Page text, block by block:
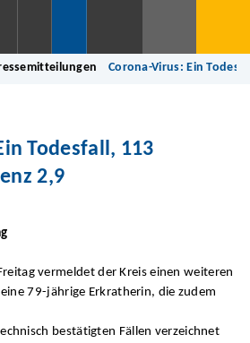
Corona-Virus: Ein
Todesfall, 113
2,9
vermeldet der Kreis einen weiteren
79-jährige Erkratherin, die zudem
bestätigten Fällen verzeichnet